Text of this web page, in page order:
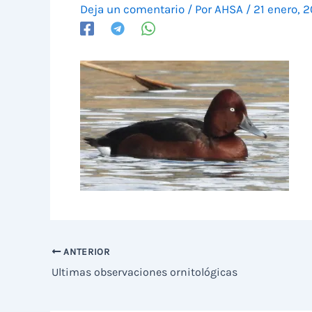
Deja un comentario / Por AHSA / 21 enero,
ANTERIOR
Ultimas observaciones ornitológicas